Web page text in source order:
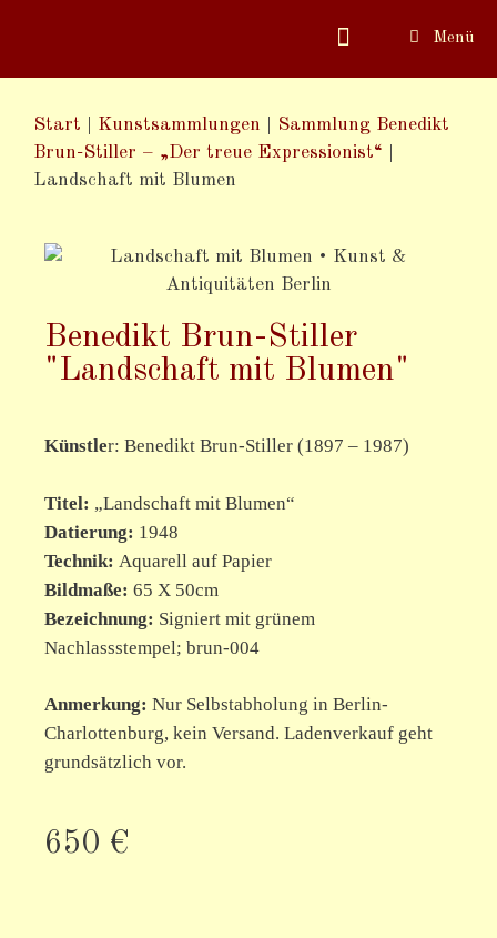
Menü
Start Kunstsammlungen
Sammlung Benedikt
Brun-Stiller – „Der treue Expressionist“
Landschaft mit Blumen
Benedikt Brun-Stiller
"Landschaft mit Blumen"
Künstler: Benedikt Brun-Stiller (1897 – 1987)
Titel: „Landschaft mit Blumen“
Datierung: 1948
Technik: Aquarell auf Papier
Bildmaße: 65 X 50cm
Bezeichnung: Signiert mit grünem
Nachlassstempel; brun-004
Anmerkung: Nur Selbstabholung in Berlin-
Charlottenburg, kein Versand. Ladenverkauf geht
grundsätzlich vor.
650 €